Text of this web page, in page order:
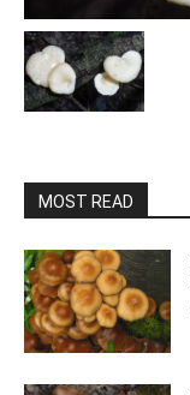
MOST READ